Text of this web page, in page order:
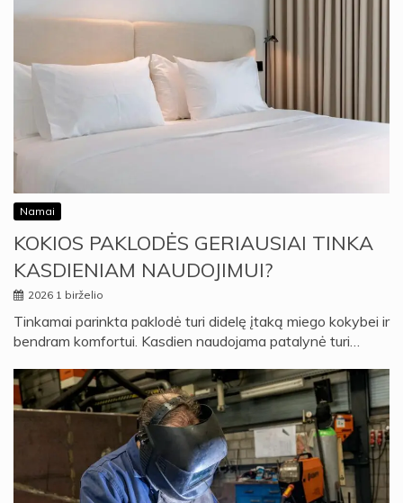
Namai
KOKIOS PAKLODĖS GERIAUSIAI TINKA
KASDIENIAM NAUDOJIMUI?
2026 1 birželio
Tinkamai parinkta paklodė turi didelę įtaką miego kokybei ir
bendram komfortui. Kasdien naudojama patalynė turi…